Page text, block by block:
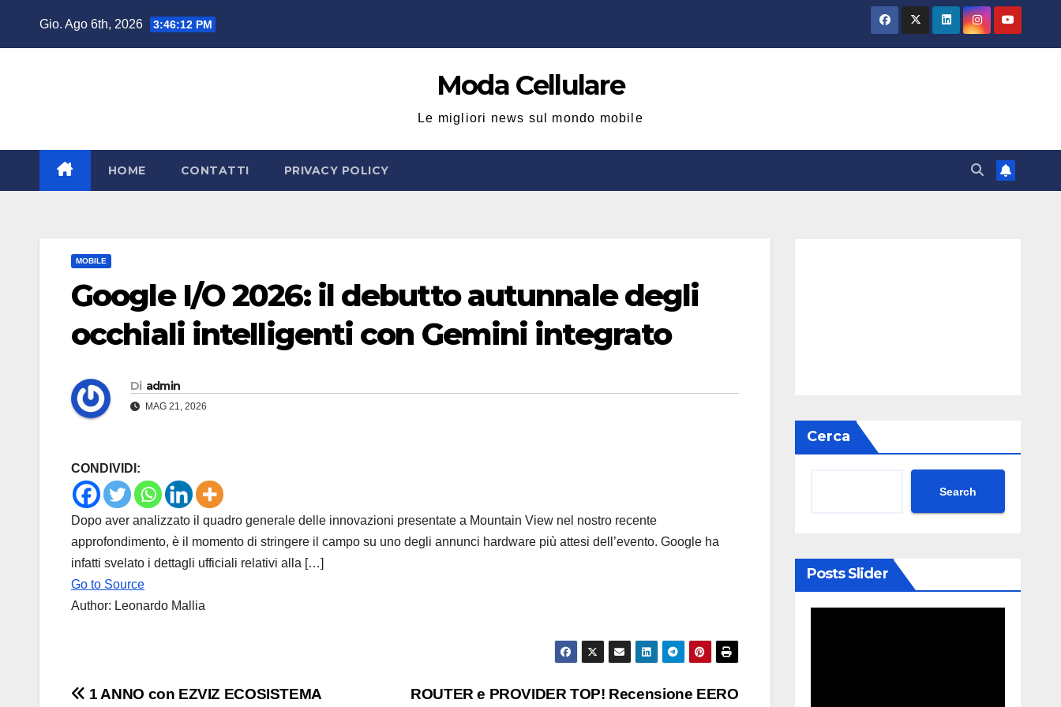
Gio. Ago 6th, 2026 3:46:14 PM
Moda Cellulare
Le migliori news sul mondo mobile
HOME CONTATTI PRIVACY POLICY
MOBILE
Google I/O 2026: il debutto autunnale degli
occhiali intelligenti con Gemini integrato
Di admin
MAG 21, 2026
CONDIVIDI:
Dopo aver analizzato il quadro generale delle innovazioni presentate a Mountain View nel nostro recente
approfondimento, è il momento di stringere il campo su uno degli annunci hardware più attesi dell’evento. Google ha
infatti svelato i dettagli ufficiali relativi alla […]
Go to Source
Author: Leonardo Mallia
Navigazione
ROUTER e PROVIDER TOP! Recensione EERO
1 ANNO con EZVIZ ECOSISTEMA
Cerca
Search
Posts Slider